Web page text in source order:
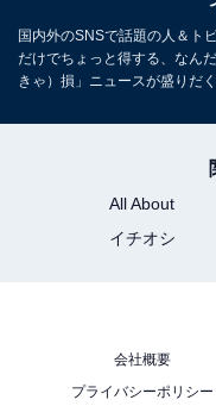
国内外のSNSで話題の人＆ト
だけでちょっと得する、なん
きゃ）損」ニュースが盛りだく
All About
イチオシ
会社概要
プライバシーポリシー